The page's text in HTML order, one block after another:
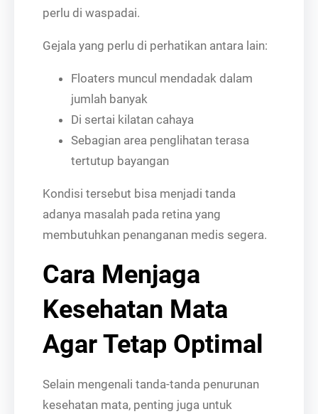
perlu di waspadai.
Gejala yang perlu di perhatikan antara lain:
Floaters muncul mendadak dalam
jumlah banyak
Di sertai kilatan cahaya
Sebagian area penglihatan terasa
tertutup bayangan
Kondisi tersebut bisa menjadi tanda
adanya masalah pada retina yang
membutuhkan penanganan medis segera.
Cara Menjaga
Kesehatan Mata
Agar Tetap Optimal
Selain mengenali tanda-tanda penurunan
kesehatan mata, penting juga untuk